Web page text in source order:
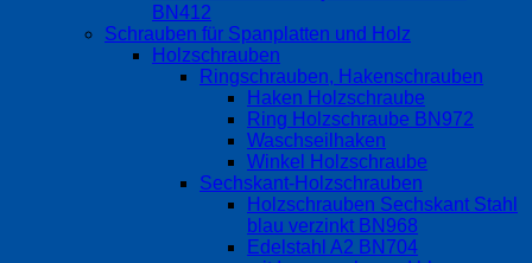
BN412
Schrauben für Spanplatten und Holz
Holzschrauben
Ringschrauben, Hakenschrauben
Haken Holzschraube
Ring Holzschraube BN972
Waschseilhaken
Winkel Holzschraube
Sechskant-Holzschrauben
Holzschrauben Sechskant Stahl
blau verzinkt BN968
Edelstahl A2 BN704